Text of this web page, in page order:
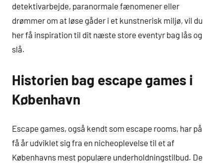
detektivarbejde, paranormale fænomener eller
drømmer om at løse gåder i et kunstnerisk miljø, vil du
her få inspiration til dit næste store eventyr bag lås og
slå.
Historien bag escape games i
København
Escape games, også kendt som escape rooms, har på
få år udviklet sig fra en nicheoplevelse til et af
Københavns mest populære underholdningstilbud. De